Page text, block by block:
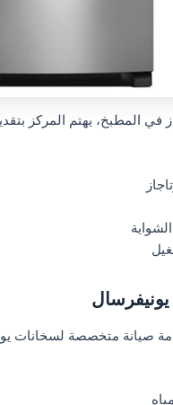
في المطبخ، يهتم المركز
صيانة متخصصة لسخانات